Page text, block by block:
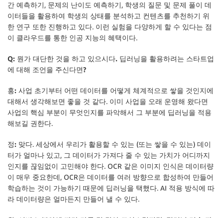
간 예측하기, 문제의 난이도 예측하기, 학생의 질문 및 문제 풀이 데
이터들을 활용하여 학생의 상태를 분석하고 컨텐츠를 추천하기 위
한 연구 또한 진행하고 있다. 이런 실험을 다양하게 할 수 있다는 점
이 클라우드를 통한 인공 지능의 혜택이다.
Q: 뭔가 대단한 것을 하고 있으시다. 딥러닝을 활용하려는 스타트업
에 대해 조언을 주신다면?
홍: 사업 초기부터 어떤 데이터를 어떻게 체계적으로 쌓을 것인지에
대해서 생각해보면 좋을 것 같다. 이미 사업을 오래 운영해 왔다면
사업의 핵심 부분이 무엇인지를 파악해서 그 부분에 딥러닝을 적용
해보길 권한다.
정: 맞다. 세상에서 우리가 활용할 수 있는 (또는 쌓을 수 있는) 데이
터가 얼마나 있고, 그 데이터가 가져다 줄 수 있는 가치가 어디까지
인지를 끊임없이 고민해야 한다. OCR 같은 이미지 인식은 데이터량
이 매우 중요한데, OCR은 데이터를 여러 방향으로 합성하여 만들어
학습하는 것이 가능하기 때문에 딥러닝을 택했다. AI 적용 방식에 따
라 데이터량은 얼마든지 만들어 낼 수 있다.